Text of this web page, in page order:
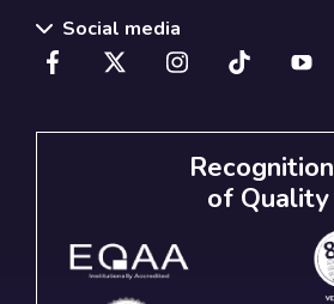
Social media
of Quality